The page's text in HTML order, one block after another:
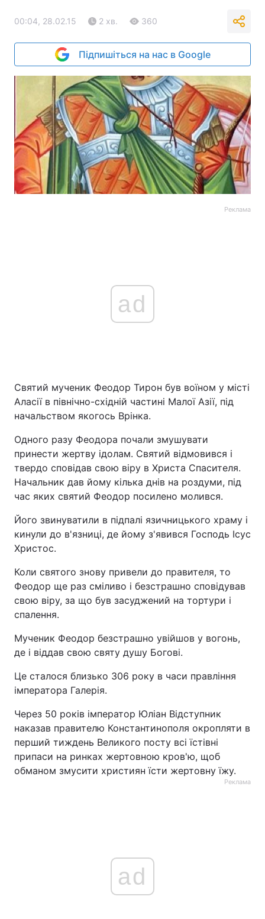
00:04, 28.02.15 2 хв. 360
Підпишіться на нас в Google
Реклама
ad
Святий мученик Феодор Тирон був воїном у місті
Аласії в північно-східній частині Малої Азії, під
начальством якогось Врінка.
Одного разу Феодора почали змушувати
принести жертву ідолам. Святий відмовився і
твердо сповідав свою віру в Христа Спасителя.
Начальник дав йому кілька днів на роздуми, під
час яких святий Феодор посилено молився.
Його звинуватили в підпалі язичницького храму і
кинули до в'язниці, де йому з'явився Господь Ісус
Христос.
Коли святого знову привели до правителя, то
Феодор ще раз сміливо і безстрашно сповідував
свою віру, за що був засуджений на тортури і
спалення.
Мученик Феодор безстрашно увійшов у вогонь,
де і віддав свою святу душу Богові.
Це сталося близько 306 року в часи правління
імператора Галерія.
Через 50 років імператор Юліан Відступник
наказав правителю Константинополя окропляти в
перший тиждень Великого посту всі їстівні
припаси на ринках жертовною кров'ю, щоб
обманом змусити християн їсти жертовну їжу.
Реклама
ad